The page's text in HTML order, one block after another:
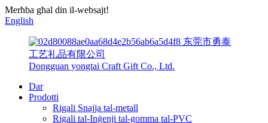
Merħba għal din il-websajt!
English
东莞市勇泰
工艺礼品有限公司
Dongguan yongtai Craft Gift Co., Ltd.
Dar
Prodotti
Rigali Snajja tal-metall
Rigali tal-Inġenji tal-gomma tal-PVC